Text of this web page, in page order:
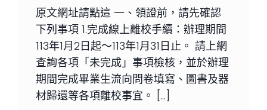
原文網址請點這 一、領證前，請先確認
下列事項 1.完成線上離校手續：辦理期間
113年1月2日起～113年1月31日止。 請上網
查詢各項「未完成」事項檢核，並於辦理
期間完成畢業生流向問卷填寫、圖書及器
材歸還等各項離校事宜。 […]